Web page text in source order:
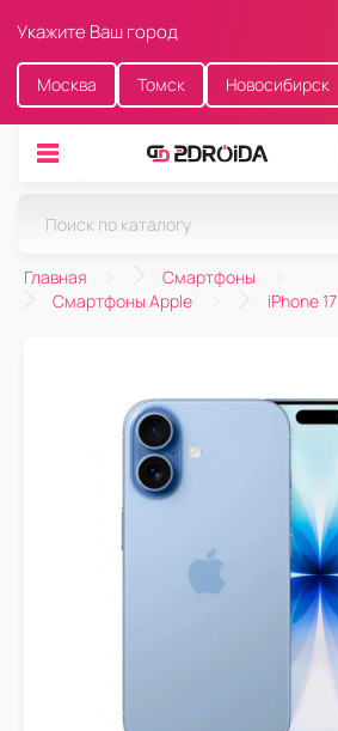
Укажите Ваш город
Москва Томск Новосибирск
Главная
Смартфоны
Смартфоны Apple
iPhone 17